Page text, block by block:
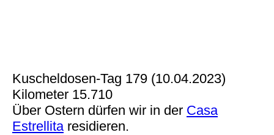
Kuscheldosen-Tag 179 (10.04.2023)
Kilometer 15.710
Über Ostern dürfen wir in der Casa
Estrellitaresidieren.